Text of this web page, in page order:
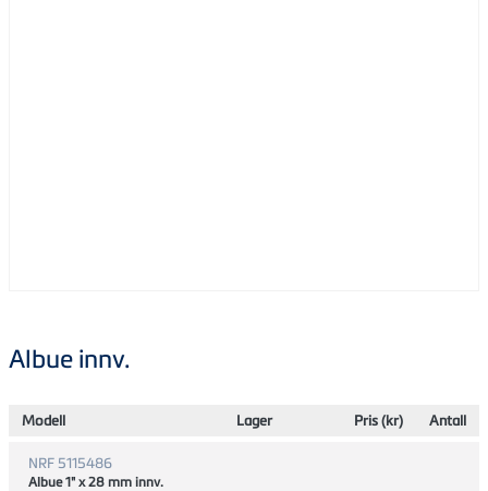
Albue innv.
Modell Lager Pris (kr) Antall
NRF 5115486
Albue 1" x 28 mm innv.